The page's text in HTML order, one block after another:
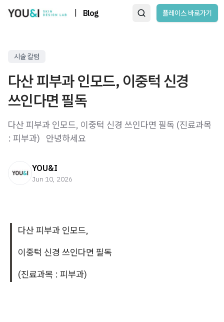
Blog 플레이스 바로가기
시술 칼럼
다산 피부과 인모드, 이중턱 신경
쓰인다면 필독
다산 피부과 인모드, 이중턱 신경 쓰인다면 필독 (진료과목
: 피부과) ​ ​ 안녕하세요
YOU&I
Jun 10, 2026
다산 피부과 인모드,
이중턱 신경 쓰인다면 필독
(진료과목 : 피부과)